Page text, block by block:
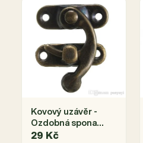
Kovový uzávěr -
Ozdobná spona
antik bronz-zámek
29 Kč